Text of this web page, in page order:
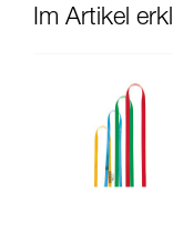
Im Artikel